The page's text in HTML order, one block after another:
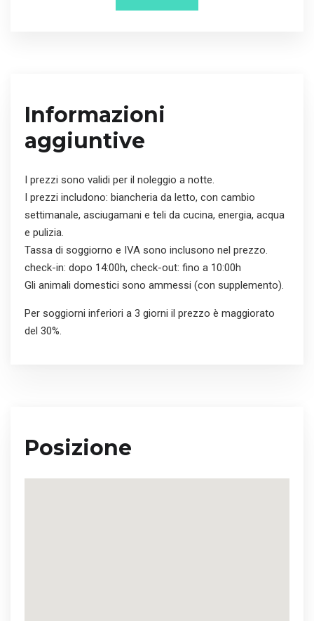
Informazioni
aggiuntive
I prezzi sono validi per il noleggio a notte.
I prezzi includono: biancheria da letto, con cambio
settimanale, asciugamani e teli da cucina, energia, acqua
e pulizia.
Tassa di soggiorno e IVA sono inclusono nel prezzo.
check-in: dopo 14:00h, check-out: fino a 10:00h
Gli animali domestici sono ammessi (con supplemento).
Per soggiorni inferiori a 3 giorni il prezzo è maggiorato
del 30%.
Posizione